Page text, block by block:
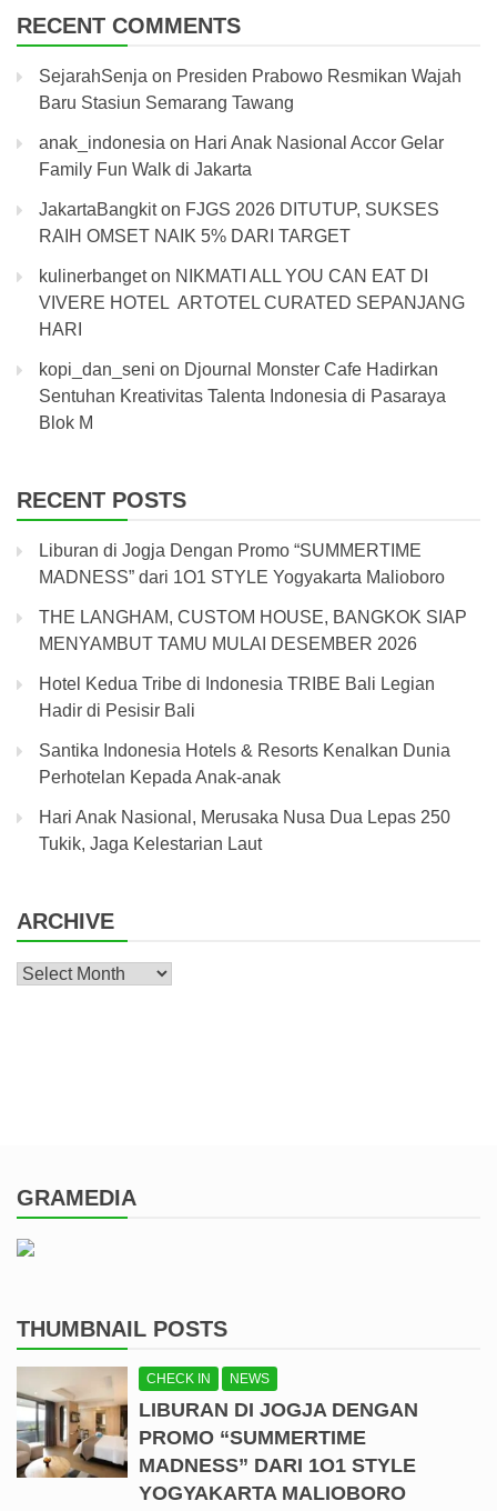
RECENT COMMENTS
SejarahSenja on Presiden Prabowo Resmikan Wajah
Baru Stasiun Semarang Tawang
anak_indonesia on Hari Anak Nasional Accor Gelar
Family Fun Walk di Jakarta
JakartaBangkiton FJGS 2026 DITUTUP, SUKSES
RAIH OMSET NAIK 5% DARI TARGET
kulinerbangeton NIKMATI ALL YOU CAN EAT DI
VIVERE HOTEL ARTOTEL CURATED SEPANJANG
HARI
kopi_dan_seni on Djournal Monster Cafe Hadirkan
Sentuhan Kreativitas Talenta Indonesia di Pasaraya
Blok M
RECENT POSTS
Liburan di Jogja Dengan Promo “SUMMERTIME
MADNESS” dari 1O1 STYLE Yogyakarta Malioboro
THE LANGHAM, CUSTOM HOUSE, BANGKOK SIAP
MENYAMBUT TAMU MULAI DESEMBER 2026
Hotel Kedua Tribe di Indonesia TRIBE Bali Legian
Hadir di Pesisir Bali
Santika Indonesia Hotels & Resorts Kenalkan Dunia
Perhotelan Kepada Anak-anak
Hari Anak Nasional, Merusaka Nusa Dua Lepas 250
Tukik, Jaga Kelestarian Laut
ARCHIVE
Archive
GRAMEDIA
THUMBNAIL POSTS
CHECK IN NEWS
LIBURAN DI JOGJA DENGAN
PROMO “SUMMERTIME
MADNESS” DARI 1O1 STYLE
YOGYAKARTA MALIOBORO